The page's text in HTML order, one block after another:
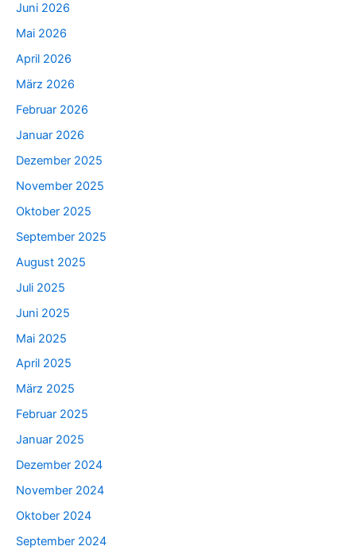
Juni 2026
Mai 2026
April 2026
März 2026
Februar 2026
Januar 2026
Dezember 2025
November 2025
Oktober 2025
September 2025
August 2025
Juli 2025
Juni 2025
Mai 2025
April 2025
März 2025
Februar 2025
Januar 2025
Dezember 2024
November 2024
Oktober 2024
September 2024